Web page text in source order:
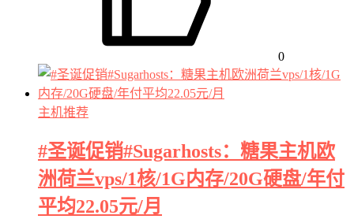
0
主机推荐
#圣诞促销#Sugarhosts：糖果主机欧
洲荷兰vps/1核/1G内存/20G硬盘/年付
平均22.05元/月